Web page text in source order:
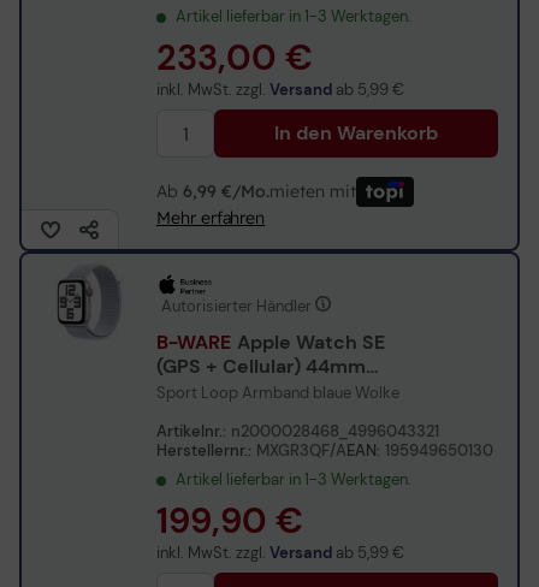
Artikel lieferbar in 1-3 Werktagen.
233,00 €
inkl. MwSt. zzgl. Versand ab 5,99 €
In den Warenkorb
Ab 6,99 €/Mo.mieten mit
Mehr erfahren
Autorisierter Händler
B-WARE
(GPS + Cellular) 44mm
Aluminiumgehäuse silber
Sport Loop Armband blaue Wolke
Artikelnr.: n2000028468_4996043321
Herstellernr.: MXGR3QF/AEAN: 195949650130
Artikel lieferbar in 1-3 Werktagen.
199,90 €
inkl. MwSt. zzgl. Versand ab 5,99 €